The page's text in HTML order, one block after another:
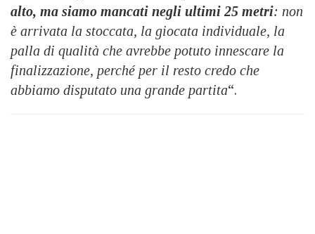
alto, ma siamo mancati negli ultimi 25 metri: non
è arrivata la stoccata, la giocata individuale, la
palla di qualità che avrebbe potuto innescare la
finalizzazione, perché per il resto credo che
abbiamo disputato una grande partita“.